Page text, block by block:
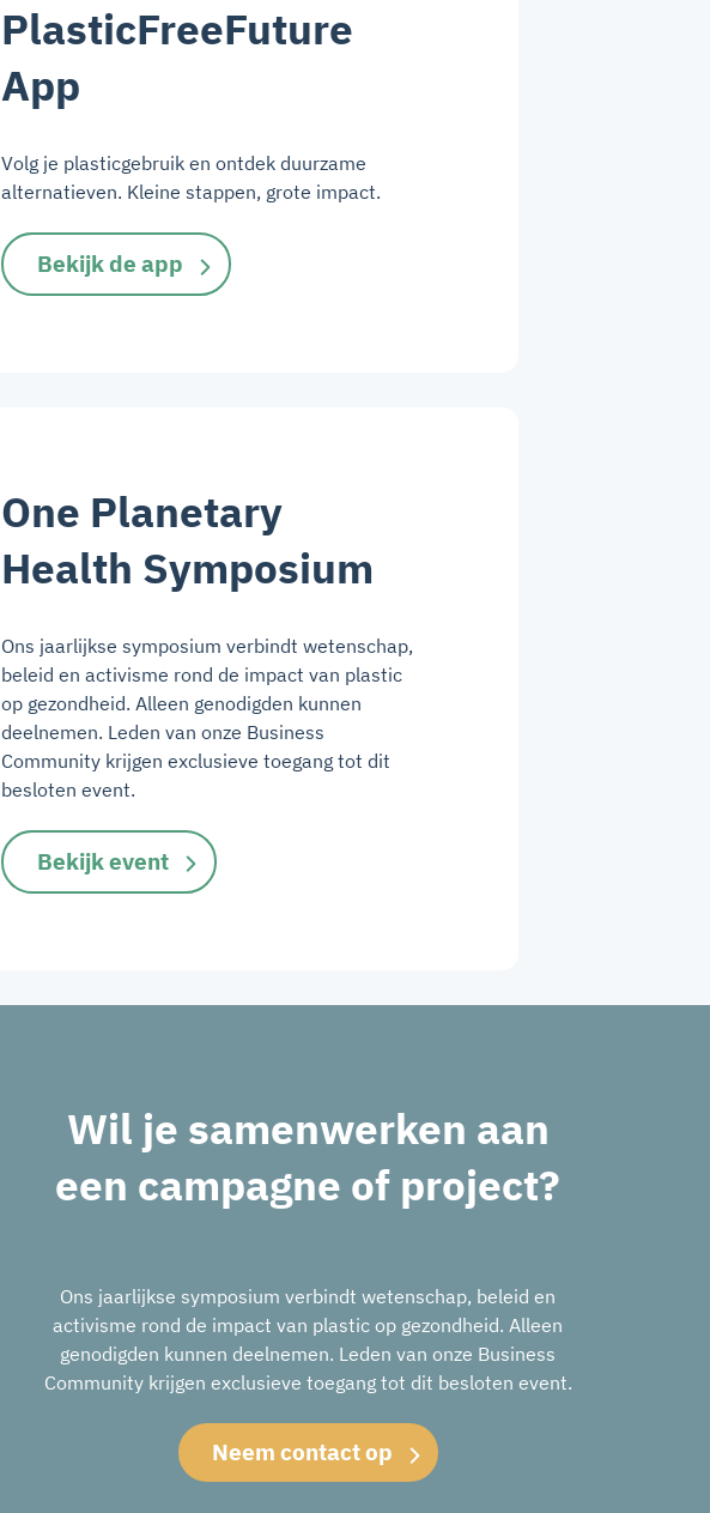
PlasticFreeFuture
App
Volg je plasticgebruik en ontdek duurzame
alternatieven. Kleine stappen, grote impact.
Bekijk de app
One Planetary
Health Symposium
Ons jaarlijkse symposium verbindt wetenschap,
beleid en activisme rond de impact van plastic
op gezondheid. Alleen genodigden kunnen
deelnemen. Leden van onze Business
Community krijgen exclusieve toegang tot dit
besloten event.
Bekijk event
Wil je samenwerken aan
een campagne of project?
Ons jaarlijkse symposium verbindt wetenschap, beleid en
activisme rond de impact van plastic op gezondheid. Alleen
genodigden kunnen deelnemen. Leden van onze Business
Community krijgen exclusieve toegang tot dit besloten event.
Neem contact op